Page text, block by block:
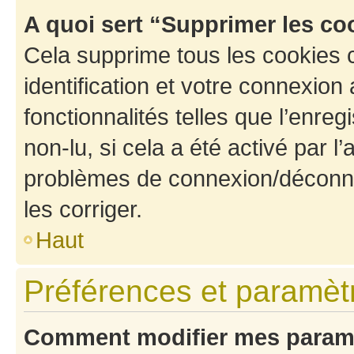
A quoi sert “Supprimer les
Cela supprime tous les cookies
identification et votre
fonctionnalités telles que
non-lu, si cela a été activé par
problèmes de connexion/
les corriger.
Haut
Préférences et
Comment modifier mes